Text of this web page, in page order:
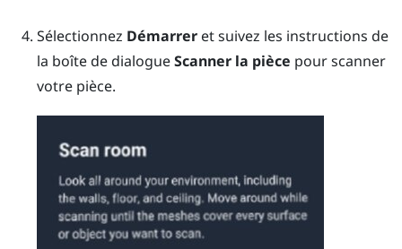
Sélectionnez Démarreret suivez les instructions de
la boîte de dialogueScanner la pièce pour scanner
votre pièce.